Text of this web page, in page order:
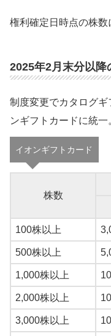
権利確定日時点の株数
2025年2月末分以降
制度変更でカタログ
ンギフトカードに統一
イオンギフトカード
株数
100株以上
500株以上
1,000株以上
2,000株以上
3,000株以上